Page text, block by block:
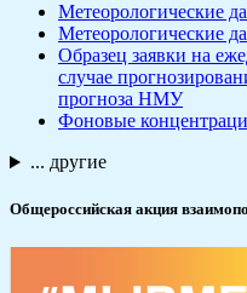
Метеорологические
Метеорологические
Образец заявки на
случае
прогноза НМУ
Фоновые
... другие
Общероссийская акция